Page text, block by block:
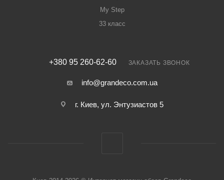
My Step
33 класс
+380 95 260-62-60 ЗАКАЗАТЬ ЗВОНОК
info@grandeco.com.ua
г. Киев, ул. Энтузиастов 5